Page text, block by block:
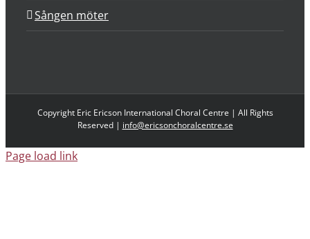
Sången möter
Copyright Eric Ericson International Choral Centre | All Rights
Reserved | info@ericsonchoralcentre.se
Page load link